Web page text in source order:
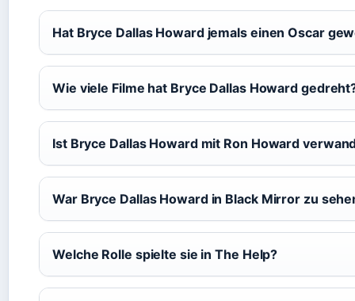
Hat Bryce Dallas Howard jemals einen Oscar
Wie viele Filme hat Bryce Dallas Howard
Ist Bryce Dallas Howard mit Ron Howard
War Bryce Dallas Howard in Black Mirror zu
Welche Rolle spielte sie in The Help?